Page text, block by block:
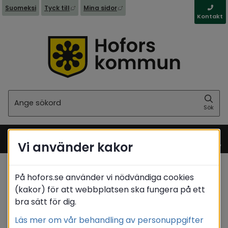
Suomeksi Tyck till Länk till annan webbplats, öppnas i nytt
Mina sidor Länk till annan webbplats,
Kontakt
Sök
Meny
Startsida Stöd & omsorg Psykisk ohälsa
Vi använder kakor
På hofors.se använder vi nödvändiga cookies
(kakor) för att webbplatsen ska fungera på ett
bra sätt för dig.
Läs mer om vår behandling av personuppgifter